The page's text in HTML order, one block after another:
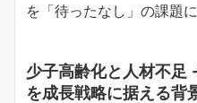
を「待ったなし」の課題
少子高齢化と人材不足
を成長戦略に据える背